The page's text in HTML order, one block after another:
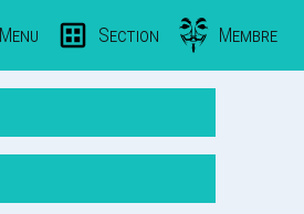
Menu Section Membre